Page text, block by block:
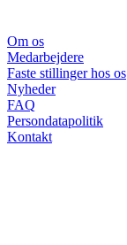
Om os
Medarbejdere
Faste stillinger hos os
Nyheder
FAQ
Persondatapolitik
Kontakt